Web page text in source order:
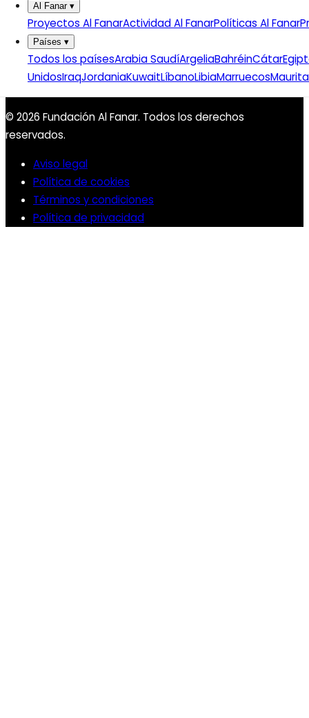
Al Fanar ▾
Proyectos Al FanarActividad Al FanarPolíticas Al Fanar
Países ▾
Todos los paísesArabia SaudíArgeliaBahréinCátar
UnidosIraqJordaniaKuwaitLíbanoLibiaMarruecos
Baréin
Catar
Egipto
Emiratos Árabes Unidos
© 2026 Fundación Al Fanar. Todos los derechos
reservados.
Aviso legal
Política de cookies
Términos y condiciones
Política de privacidad